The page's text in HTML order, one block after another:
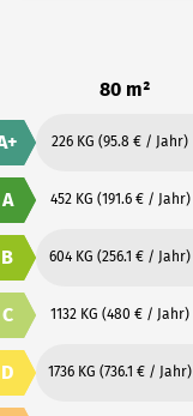
80 m²
226 KG (95.8 € / Jahr)
A 452 KG (191.6 € / Jahr)
B 604 KG (256.1 € / Jahr)
C 1132 KG (480 € / Jahr)
D 1736 KG (736.1 € / Jahr)